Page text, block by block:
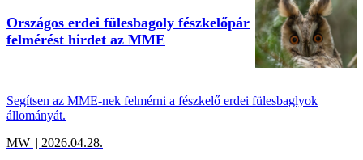
Országos erdei fülesbagoly fészkelőpár
felmérést hirdet az MME
Segítsen az MME-nek felmérni a fészkelő erdei fülesbaglyok
állományát.
MW | 2026.04.28.